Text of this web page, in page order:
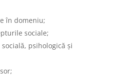
în domeniu;
sociale;
psihologică şi